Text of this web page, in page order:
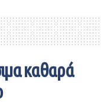
καθαρά